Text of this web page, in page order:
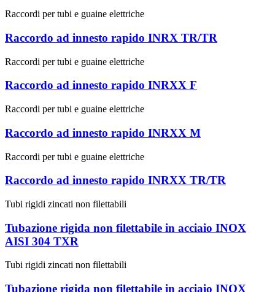
Raccordi per tubi e guaine elettriche
Raccordo ad innesto rapido INRX TR/TR
Raccordi per tubi e guaine elettriche
Raccordo ad innesto rapido INRXX F
Raccordi per tubi e guaine elettriche
Raccordo ad innesto rapido INRXX M
Raccordi per tubi e guaine elettriche
Raccordo ad innesto rapido INRXX TR/TR
Tubi rigidi zincati non filettabili
Tubazione rigida non filettabile in acciaio INOX
AISI 304 TXR
Tubi rigidi zincati non filettabili
Tubazione rigida non filettabile in acciaio INOX